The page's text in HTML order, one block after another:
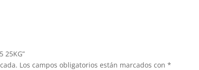
25KG”
Los campos obligatorios están marcados con*